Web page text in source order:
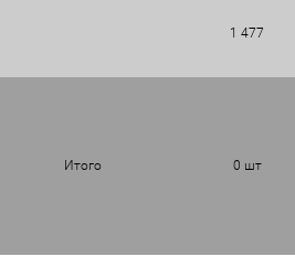
1 477
Итого 0 шт